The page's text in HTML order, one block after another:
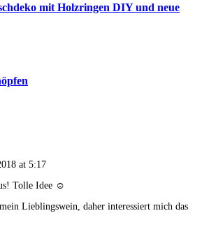
mit Holzringen DIY und neue
at 5:17
Tolle Idee ☺️
Lieblingswein, daher interessiert mich das